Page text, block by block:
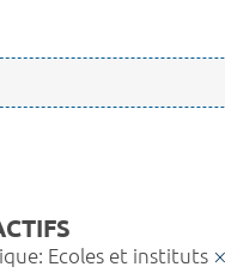
Ecoles et instituts